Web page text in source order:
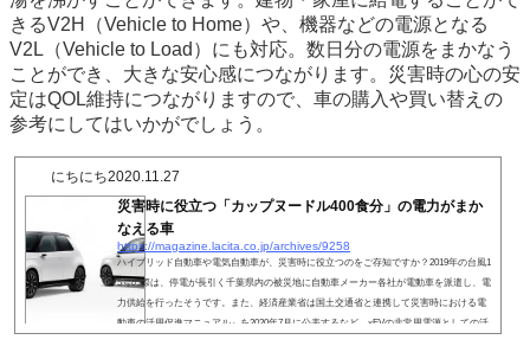
きるV2H（Vehicle to Home）や、機器などの電源となる
V2L（Vehicle to Load）にも対応。数日分の電源をまかなう
ことができ、大きな安心感につながります。災害時の心の安
定はQOL維持につながりますので、車の購入や買い替えの
参考にしてはいかがでしょう。
にちにち2020.11.27
災害時に役立つ「カップヌードル400食分」の電力がまか
なえる車
https://magazine.lacita.co.jp/archives/9258
ハイブリッド自動車や電気自動車が、災害時に役立つのをご存知ですか？2019年の台風1
5号の際は、停電が長引く千葉県内の被災地に自動車メーカー各社が電動車を派遣し、電
力供給を行ったそうです。また、経済産業省は国土交通省と連携して災害時における電
動車の活用促進マニュアル』を2020年7月に公表するなど、xEVの非常用電源としての活